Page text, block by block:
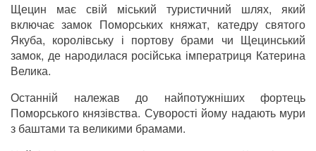
Щецин має свій міський туристичний шлях, який
включає замок Поморських княжат, катедру святого
Якуба, королівську і портову брами чи Щецинський
замок, де народилася російська імператриця Катерина
Велика.
Останній належав до найпотужніших фортець
Поморського князівства. Суворості йому надають мури
з баштами та великими брамами.